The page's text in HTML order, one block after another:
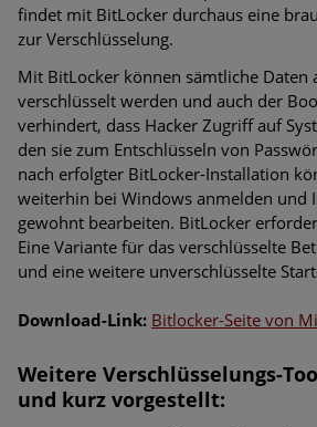
findet mit BitLocker durchaus eine
zur Verschlüsselung.
Mit BitLocker können sämtliche Daten
verschlüsselt werden und auch der
verhindert, dass Hacker Zugriff auf
den sie zum Entschlüsseln von
nach erfolgter BitLocker-Installation
weiterhin bei Windows anmelden und
gewohnt bearbeiten. BitLocker
Eine Variante für das verschlüsselte
und eine weitere unverschlüsselte
Download-Link: Bitlocker-Seite von
Weitere Verschlüsselungs-
und kurz vorgestellt: